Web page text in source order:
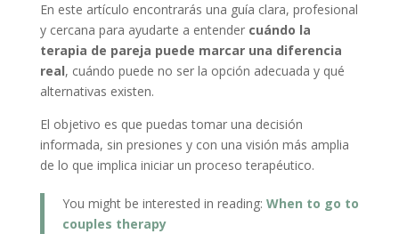
En este artículo encontrarás una guía clara, profesional
y cercana para ayudarte a entender cuándo la
terapia de pareja puede marcar una diferencia
real, cuándo puede no ser la opción adecuada y qué
alternativas existen.
El objetivo es que puedas tomar una decisión
informada, sin presiones y con una visión más amplia
de lo que implica iniciar un proceso terapéutico.
You might be interested in reading: When to go to
couples therapy